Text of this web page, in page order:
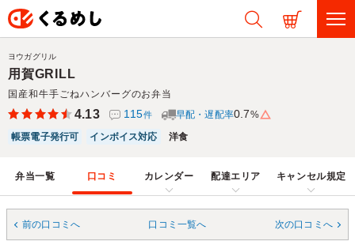
用賀GRILL
国産和牛手ごねハンバーグのお弁当
ヨウガグリル
4.13 115件 早配・遅配率0.7%
帳票電子発行可
インボイス対応 洋食
弁当一覧 口コミ カレンダー 配達エリア キャンセル規定
前の口コミへ 口コミ一覧へ 次の口コミへ